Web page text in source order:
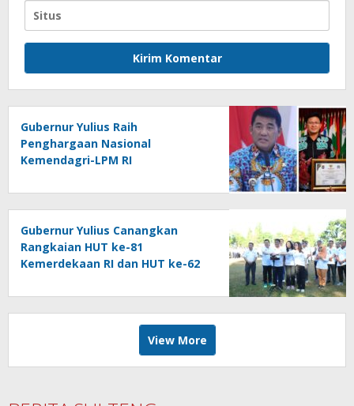
Gubernur Yulius Raih
Penghargaan Nasional
Kemendagri-LPM RI
Gubernur Yulius Canangkan
Rangkaian HUT ke-81
Kemerdekaan RI dan HUT ke-62
Semangat “Sulut Melaju”
View More